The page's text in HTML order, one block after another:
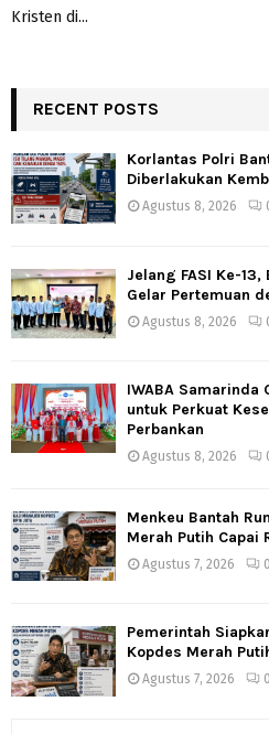
Kristen di...
RECENT POSTS
Korlantas Polri
Diberlakukan
Agustus 8, 2026
Jelang FASI Ke-
Gelar Pertemuan
Agustus 8, 2026
IWABA Samarinda
untuk Perkuat
Perbankan
Agustus 8, 2026
Menkeu Bantah
Merah Putih Capai
Agustus 7, 2026 0
Pemerintah
Kopdes Merah
Agustus 7, 2026 0